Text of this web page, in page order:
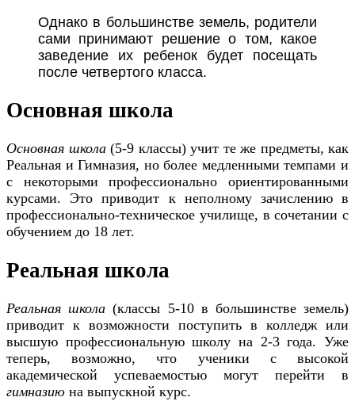
Однако в большинстве земель, родители
сами принимают решение о том, какое
заведение их ребенок будет посещать
после четвертого класса.
Основная школа
Основная школа(5-9 классы) учит те же предметы, как
Реальная и Гимназия, но более медленными темпами и
с некоторыми профессионально ориентированными
курсами. Это приводит к неполному зачислению в
профессионально-техническое училище, в сочетании с
обучением до 18 лет.
Реальная школа
Реальная школа (классы 5-10 в большинстве земель)
приводит к возможности поступить в колледж или
высшую профессиональную школу на 2-3 года. Уже
теперь, возможно, что ученики с высокой
академической успеваемостью могут перейти в
гимназию на выпускной курс.